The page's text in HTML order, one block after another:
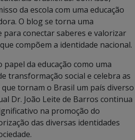
da escola com uma educação
O blog se torna uma
conectar saberes e valorizar
compõem a identidade nacional.
da educação como uma
transformação social e celebra as
tornam o Brasil um país diverso
Dr. João Leite de Barros continua
na promoção do
das diversas identidades